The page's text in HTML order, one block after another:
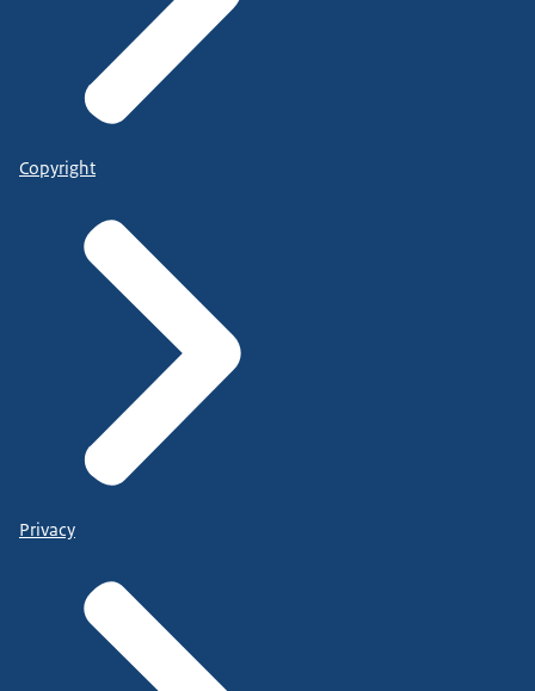
Copyright
Privacy